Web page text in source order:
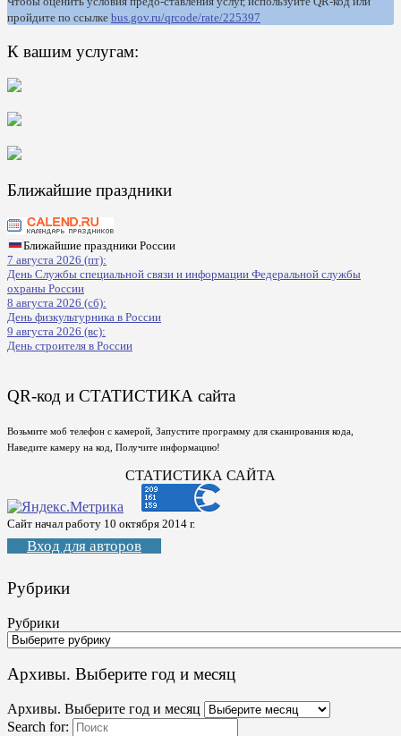
пройдите по ссылке bus.gov.ru/qrcode/rate/225397
К вашим услугам:
Ближайшие праздники
Ближайшие праздники России
7 августа 2026 (пт):
День Службы специальной связи и информации Федеральной службы
охраны России
8 августа 2026 (сб):
День физкультурника в России
9 августа 2026 (вс):
День строителя в России
QR-код и СТАТИСТИКА сайта
Возьмите моб телефон с камерой, Запустите программу для сканирования кода,
Наведите камеру на код, Получите информацию!
СТАТИСТИКА САЙТА
Сайт начал работу 10 октября 2014 г.
Вход для авторов
Рубрики
Рубрики
Архивы. Выберите год и месяц
Архивы. Выберите год и месяц
Search for: